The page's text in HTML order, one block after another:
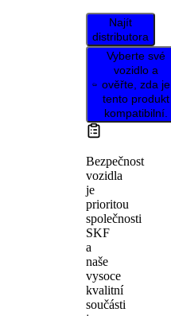
Najít
distributora
Vyberte své
vozidlo a
ověřte, zda je
tento produkt
kompatibilní.
Bezpečnost
vozidla
je
prioritou
společnosti
SKF
a
naše
vysoce
kvalitní
součásti